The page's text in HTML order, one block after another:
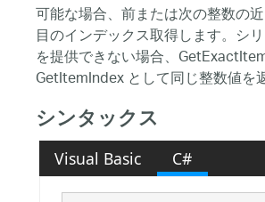
可能な場合、前または次の整数の
目のインデックス取得します。シ
を提供できない場合、
GetItemIndex として同じ整数値を
シンタックス
Visual Basic C#